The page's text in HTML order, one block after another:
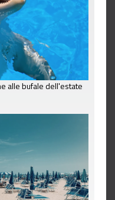
alle bufale dell'estate